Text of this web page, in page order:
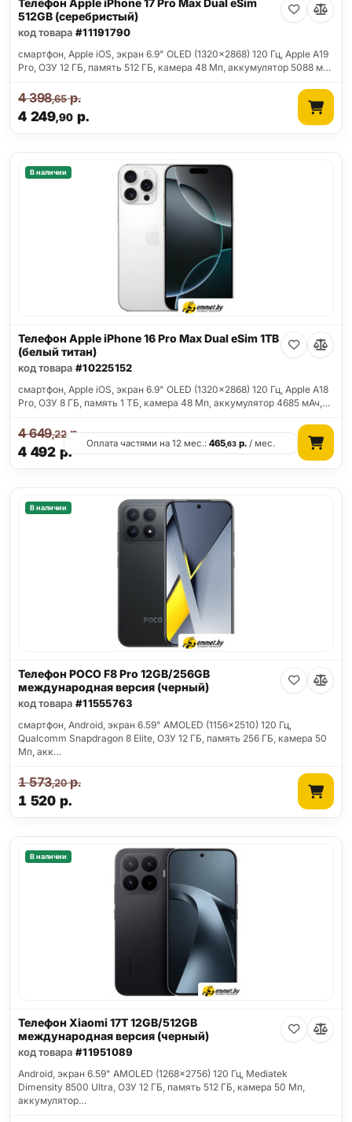
Телефон Apple iPhone 17 Pro Max Dual eSim
512GB (серебристый)
код товара #11191790
смартфон, Apple iOS, экран 6.9" OLED (1320x2868) 120 Гц, Apple A19
Pro, ОЗУ 12 ГБ, память 512 ГБ, камера 48 Мп, аккумулятор 5088 м…
4 249,90 р.
4 398,65р.
В наличии
Телефон Apple iPhone 16 Pro Max Dual eSim 1TB
(белый титан)
код товара #10225152
смартфон, Apple iOS, экран 6.9" OLED (1320x2868) 120 Гц, Apple A18
Pro, ОЗУ 8 ГБ, память 1 ТБ, камера 48 Мп, аккумулятор 4685 мАч,…
4 492 р.
4 649,22р.
Оплата частями на 12 мес.:465,63 р. / мес.
В наличии
Телефон POCO F8 Pro 12GB/256GB
международная версия (черный)
код товара #11555763
смартфон, Android, экран 6.59" AMOLED (1156x2510) 120 Гц,
Qualcomm Snapdragon 8 Elite, ОЗУ 12 ГБ, память 256 ГБ, камера 50
Мп, акк…
1 520 р.
1 573,20р.
В наличии
Телефон Xiaomi 17T 12GB/512GB
международная версия (черный)
код товара #11951089
Android, экран 6.59" AMOLED (1268x2756) 120 Гц, Mediatek
Dimensity 8500 Ultra, ОЗУ 12 ГБ, память 512 ГБ, камера 50 Мп,
аккумулятор…